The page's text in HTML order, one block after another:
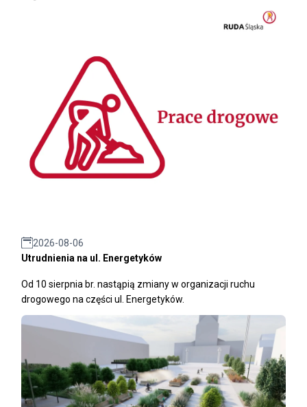
2026-08-06
Utrudnienia na ul. Energetyków
Od 10 sierpnia br. nastąpią zmiany w organizacji ruchu
drogowego na części ul. Energetyków.